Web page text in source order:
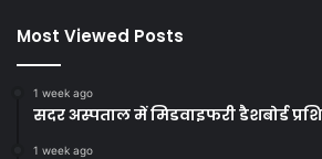
Most Viewed Posts
1 week ago
सदर अस्पताल में मिडवाइफरी डैशबोर्ड
1 week ago